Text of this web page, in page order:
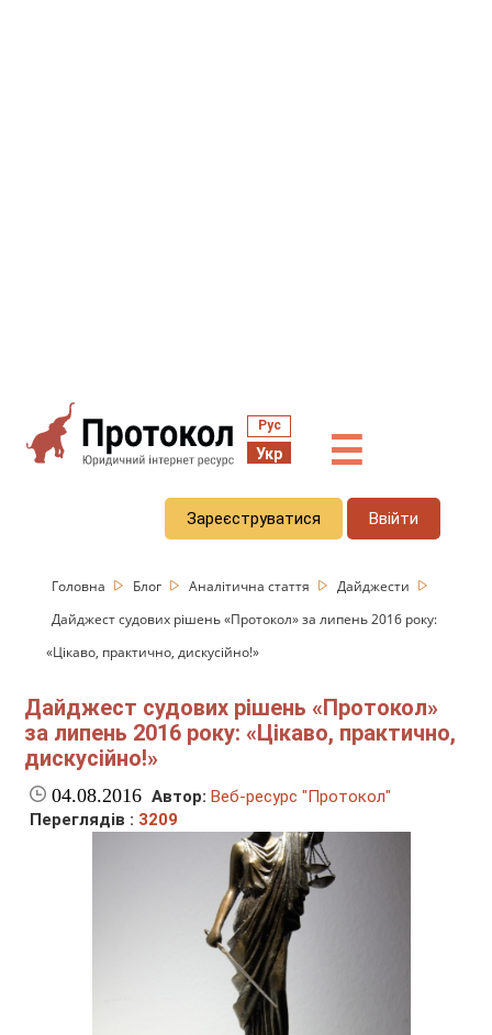
Рус
Укр ☰
Зареєструватися Ввійти
Головна Блог Аналітична стаття
Дайджести
Дайджест судових рішень «Протокол» за липень 2016 року:
«Цікаво, практично, дискусійно!»
Дайджест судових рішень «Протокол»
за липень 2016 року: «Цікаво, практично,
дискусійно!»
04.08.2016 Автор: Веб-ресурс "Протокол"
Переглядів : 3209